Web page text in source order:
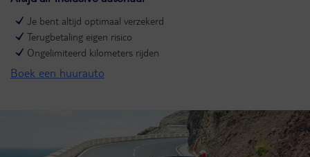
Je bent altijd optimaal verzekerd
Terugbetaling eigen risico
Ongelimiteerd kilometers rijden
Boek een huurauto